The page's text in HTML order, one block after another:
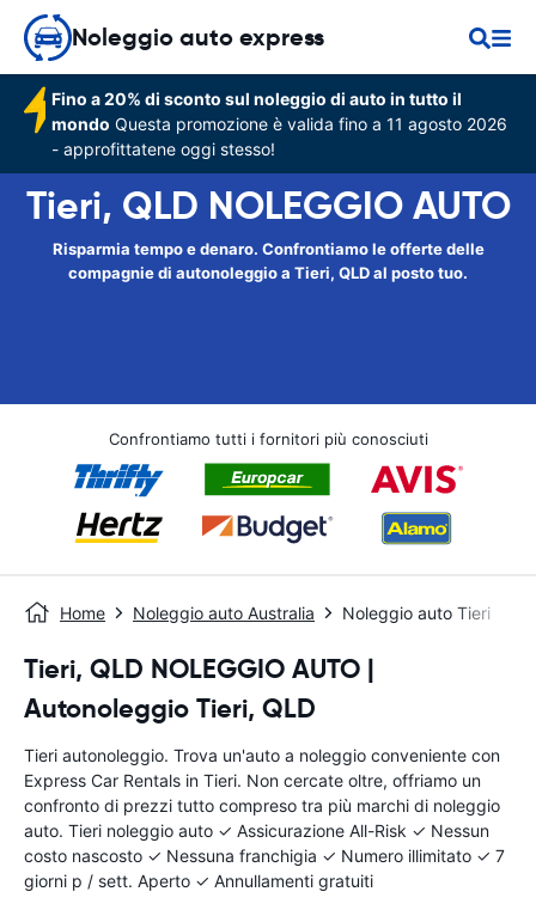
Noleggio auto express
Fino a 20% di sconto sul noleggio di auto in tutto il
mondo Questa promozione è valida fino a 11 agosto 2026
- approfittatene oggi stesso!
Tieri, QLD NOLEGGIO AUTO
Risparmia tempo e denaro. Confrontiamo le offerte delle
compagnie di autonoleggio a Tieri, QLD al posto tuo.
Confrontiamo tutti i fornitori più conosciuti
Home Noleggio auto Australia Noleggio auto Tieri
Tieri, QLD NOLEGGIO AUTO |
Autonoleggio Tieri, QLD
Tieri autonoleggio. Trova un'auto a noleggio conveniente con
Express Car Rentals in Tieri. Non cercate oltre, offriamo un
confronto di prezzi tutto compreso tra più marchi di noleggio
auto. Tieri noleggio auto ✓ Assicurazione All-Risk ✓ Nessun
costo nascosto ✓ Nessuna franchigia ✓ Numero illimitato ✓ 7
giorni p / sett. Aperto ✓ Annullamenti gratuiti